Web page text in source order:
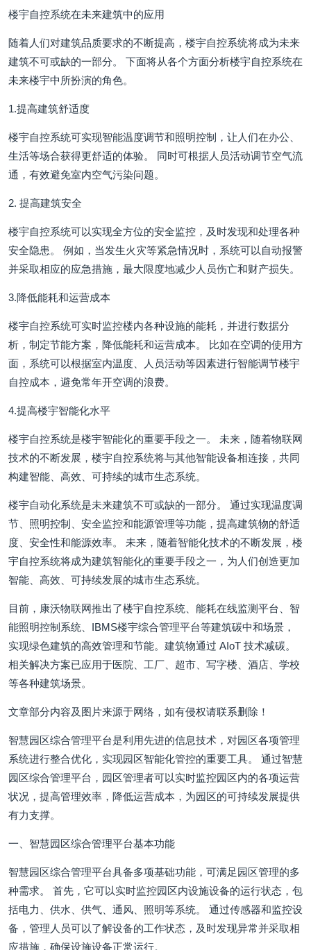
楼宇自控系统在未来建筑中的应用
随着人们对建筑品质要求的不断提高，楼宇自控系统将成为未来
建筑不可或缺的一部分。 下面将从各个方面分析楼宇自控系统在
未来楼宇中所扮演的角色。
1.提高建筑舒适度
楼宇自控系统可实现智能温度调节和照明控制，让人们在办公、
生活等场合获得更舒适的体验。 同时可根据人员活动调节空气流
通，有效避免室内空气污染问题。
2. 提高建筑安全
楼宇自控系统可以实现全方位的安全监控，及时发现和处理各种
安全隐患。 例如，当发生火灾等紧急情况时，系统可以自动报警
并采取相应的应急措施，最大限度地减少人员伤亡和财产损失。
3.降低能耗和运营成本
楼宇自控系统可实时监控楼内各种设施的能耗，并进行数据分
析，制定节能方案，降低能耗和运营成本。 比如在空调的使用方
面，系统可以根据室内温度、人员活动等因素进行智能调节楼宇
自控成本，避免常年开空调的浪费。
4.提高楼宇智能化水平
楼宇自控系统是楼宇智能化的重要手段之一。 未来，随着物联网
技术的不断发展，楼宇自控系统将与其他智能设备相连接，共同
构建智能、高效、可持续的城市生态系统。
楼宇自动化系统是未来建筑不可或缺的一部分。 通过实现温度调
节、照明控制、安全监控和能源管理等功能，提高建筑物的舒适
度、安全性和能源效率。 未来，随着智能化技术的不断发展，楼
宇自控系统将成为建筑智能化的重要手段之一，为人们创造更加
智能、高效、可持续发展的城市生态系统。
目前，康沃物联网推出了楼宇自控系统、能耗在线监测平台、智
能照明控制系统、IBMS楼宇综合管理平台等建筑碳中和场景，
实现绿色建筑的高效管理和节能。建筑物通过 AIoT 技术减碳。
相关解决方案已应用于医院、工厂、超市、写字楼、酒店、学校
等各种建筑场景。
文章部分内容及图片来源于网络，如有侵权请联系删除！
智慧园区综合管理平台是利用先进的信息技术，对园区各项管理
系统进行整合优化，实现园区智能化管控的重要工具。 通过智慧
园区综合管理平台，园区管理者可以实时监控园区内的各项运营
状况，提高管理效率，降低运营成本，为园区的可持续发展提供
有力支撑。
一、智慧园区综合管理平台基本功能
智慧园区综合管理平台具备多项基础功能，可满足园区管理的多
种需求。 首先，它可以实时监控园区内设施设备的运行状态，包
括电力、供水、供气、通风、照明等系统。 通过传感器和监控设
备，管理人员可以了解设备的工作状态，及时发现异常并采取相
应措施，确保设施设备正常运行。